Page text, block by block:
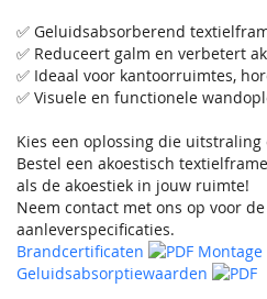
✅ Geluidsabsorberend
✅ Reduceert galm en verbetert
✅ Ideaal voor kantoorruimtes,
✅ Visuele en functionele
Kies een oplossing die
Bestel een akoestisch
als de akoestiek in jouw ruimte!
Neem contact met ons op voor
aanleverspecificaties.
Brandcertificaten
Geluidsabsorptiewaarden